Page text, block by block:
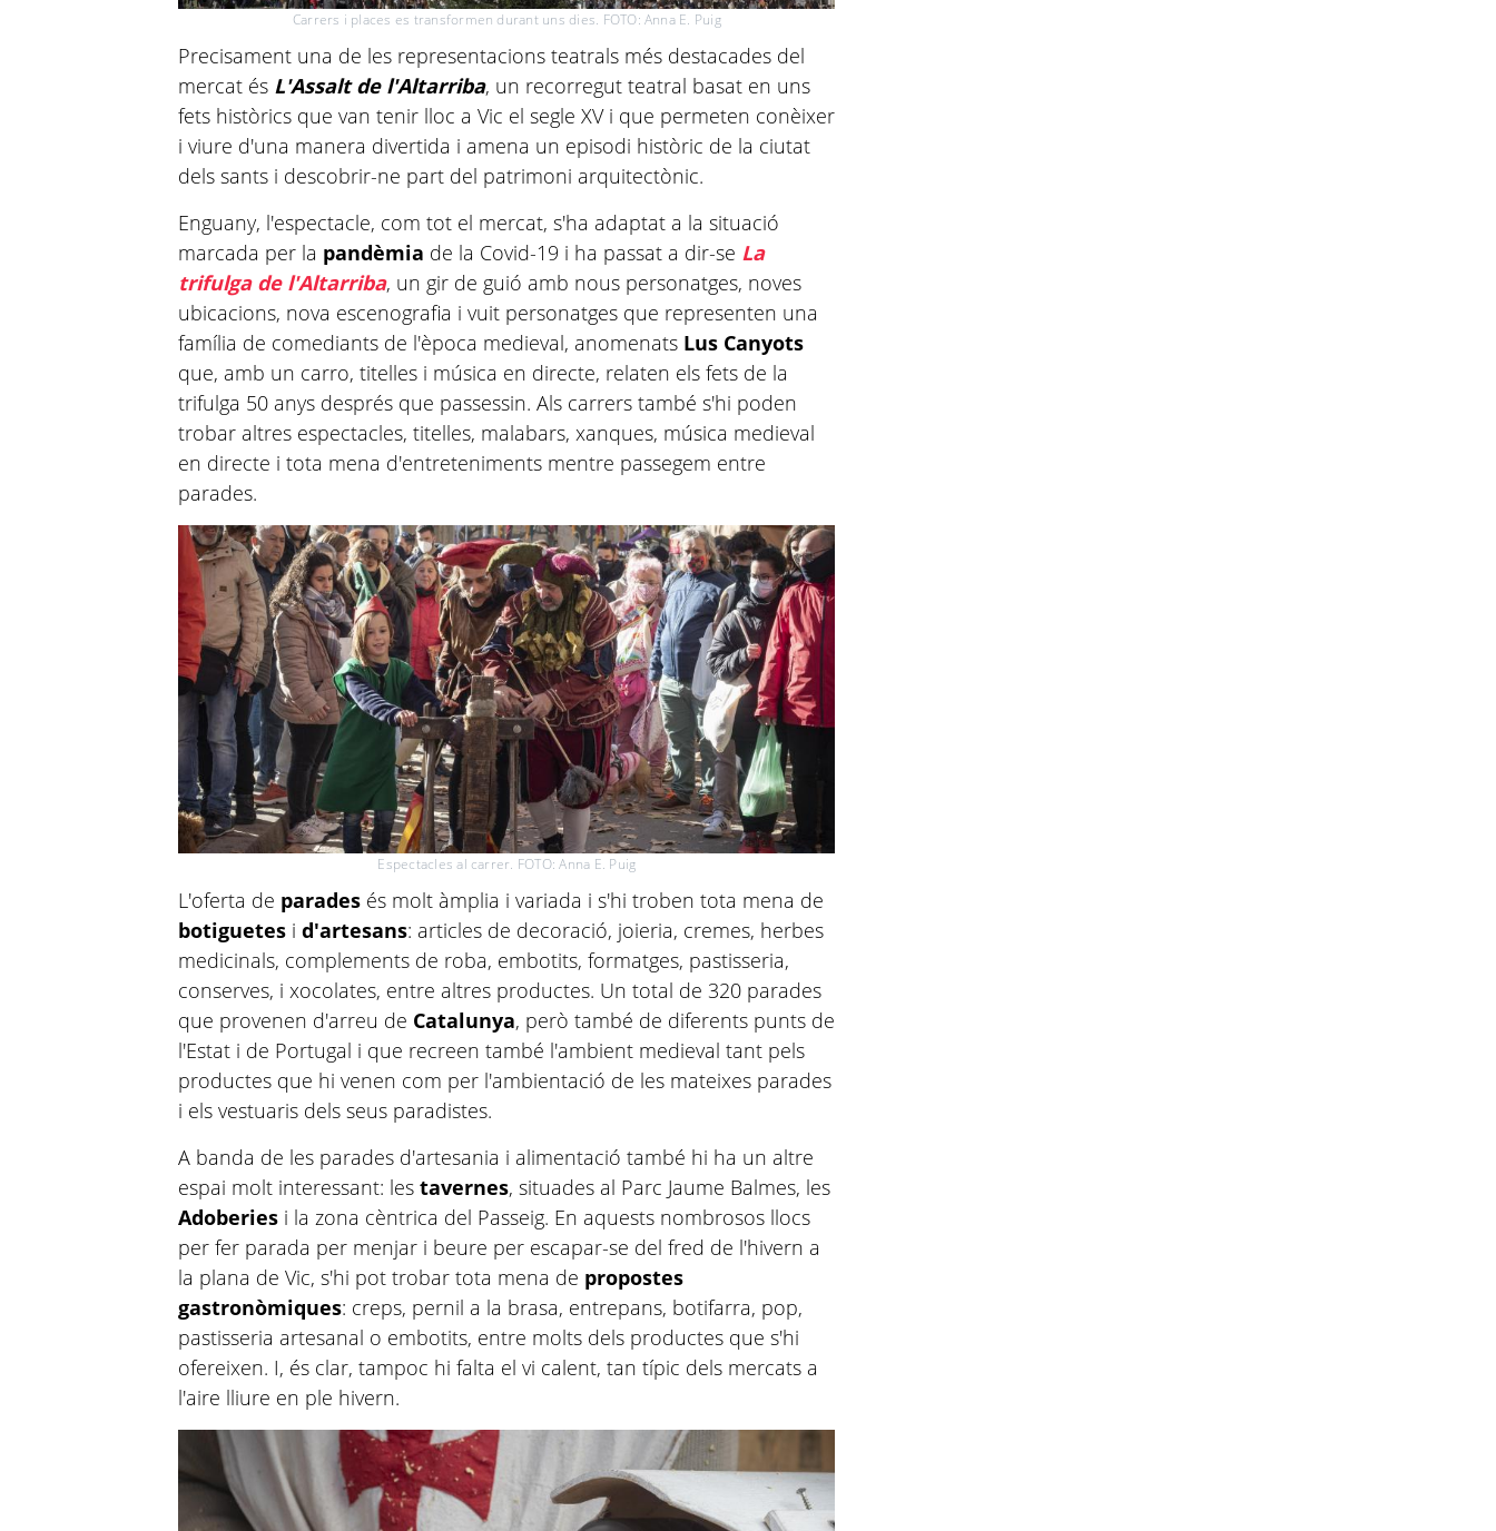
Carrers i places es transformen durant uns dies. FOTO: Anna E. Puig
Precisament una de les representacions teatrals més destacades del
mercat és L'Assalt de l'Altarriba, un recorregut teatral basat en uns
fets històrics que van tenir lloc a Vic el segle XV i que permeten conèixer
i viure d'una manera divertida i amena un episodi històric de la ciutat
dels sants i descobrir-ne part del patrimoni arquitectònic.
Enguany, l'espectacle, com tot el mercat, s'ha adaptat a la situació
marcada per la pandèmia de la Covid-19 i ha passat a dir-se La
trifulga de l'Altarriba, un gir de guió amb nous personatges, noves
ubicacions, nova escenografia i vuit personatges que representen una
família de comediants de l'època medieval, anomenats Lus Canyots
que, amb un carro, titelles i música en directe, relaten els fets de la
trifulga 50 anys després que passessin. Als carrers també s'hi poden
trobar altres espectacles, titelles, malabars, xanques, música medieval
en directe i tota mena d'entreteniments mentre passegem entre
parades.
Espectacles al carrer. FOTO: Anna E. Puig
L'oferta de parades és molt àmplia i variada i s'hi troben tota mena de
botiguetes id'artesans: articles de decoració, joieria, cremes, herbes
medicinals, complements de roba, embotits, formatges, pastisseria,
conserves, i xocolates, entre altres productes. Un total de 320 parades
que provenen d'arreu de Catalunya, però també de diferents punts de
l'Estat i de Portugal i que recreen també l'ambient medieval tant pels
productes que hi venen com per l'ambientació de les mateixes parades
i els vestuaris dels seus paradistes.
A banda de les parades d'artesania i alimentació també hi ha un altre
espai molt interessant: lestavernes, situades al Parc Jaume Balmes, les
Adoberies i la zona cèntrica del Passeig. En aquests nombrosos llocs
per fer parada per menjar i beure per escapar-se del fred de l'hivern a
la plana de Vic, s'hi pot trobar tota mena de propostes
gastronòmiques: creps, pernil a la brasa, entrepans, botifarra, pop,
pastisseria artesanal o embotits, entre molts dels productes que s'hi
ofereixen. I, és clar, tampoc hi falta el vi calent, tan típic dels mercats a
l'aire lliure en ple hivern.